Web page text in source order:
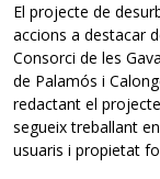
El projecte de
accions a destacar
Consorci de les
de Palamós i
redactant el
segueix treballant
usuaris i propietat